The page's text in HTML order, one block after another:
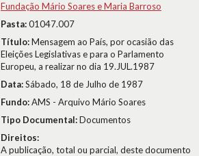
Fundação Mário Soares e Maria Barroso
Pasta:01047.007
Título:Mensagem ao País, por ocasião das
Eleições Legislativas e para o Parlamento
Europeu, a realizar no dia 19.JUL.1987
Data:Sábado, 18 de Julho de 1987
Fundo:AMS - Arquivo Mário Soares
Tipo Documental:Documentos
Direitos:
A publicação, total ou parcial, deste documento